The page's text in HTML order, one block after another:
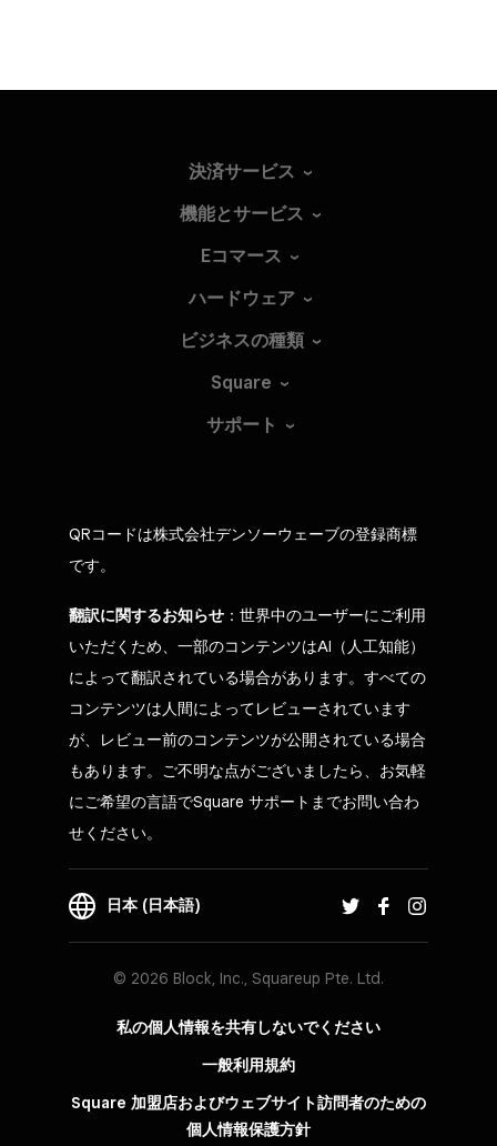
決済サービス
機能とサービス
Eコマース
ハードウェア
ビジネスの種類
Square
サポート
QRコードは株式会社デンソーウェーブの登録商標
です。
翻訳に関するお知らせ ：世界中のユーザーにご利用
いただくため、一部のコンテンツはAI（人工知能）
によって翻訳されている場合があります。すべての
コンテンツは人間によってレビューされています
が、レビュー前のコンテンツが公開されている場合
もあります。ご不明な点がございましたら、お気軽
にご希望の言語でSquare サポートまでお問い合わ
せください。
日本 (日本語)
© 2026 Block, Inc., Squareup Pte. Ltd.
私の個人情報を共有しないでください
一般利用規約
Square 加盟店およびウェブサイト訪問者の​ための​
個人情報保護方針​